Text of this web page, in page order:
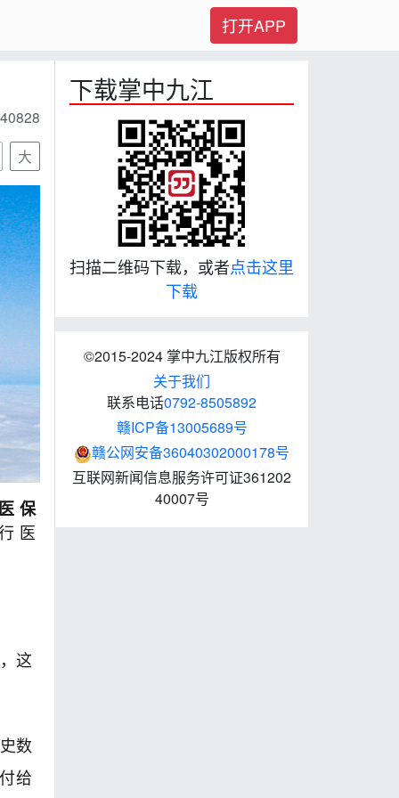
打开APP
大
保
医
这
数
给
下载掌中九江
扫描二维码下载，或者点击这里
下载
©2015-2024 掌中九江版权所有
关于我们
联系电话0792-8505892
赣ICP备13005689号
赣公网安备36040302000178号
互联网新闻信息服务许可证361202
40007号